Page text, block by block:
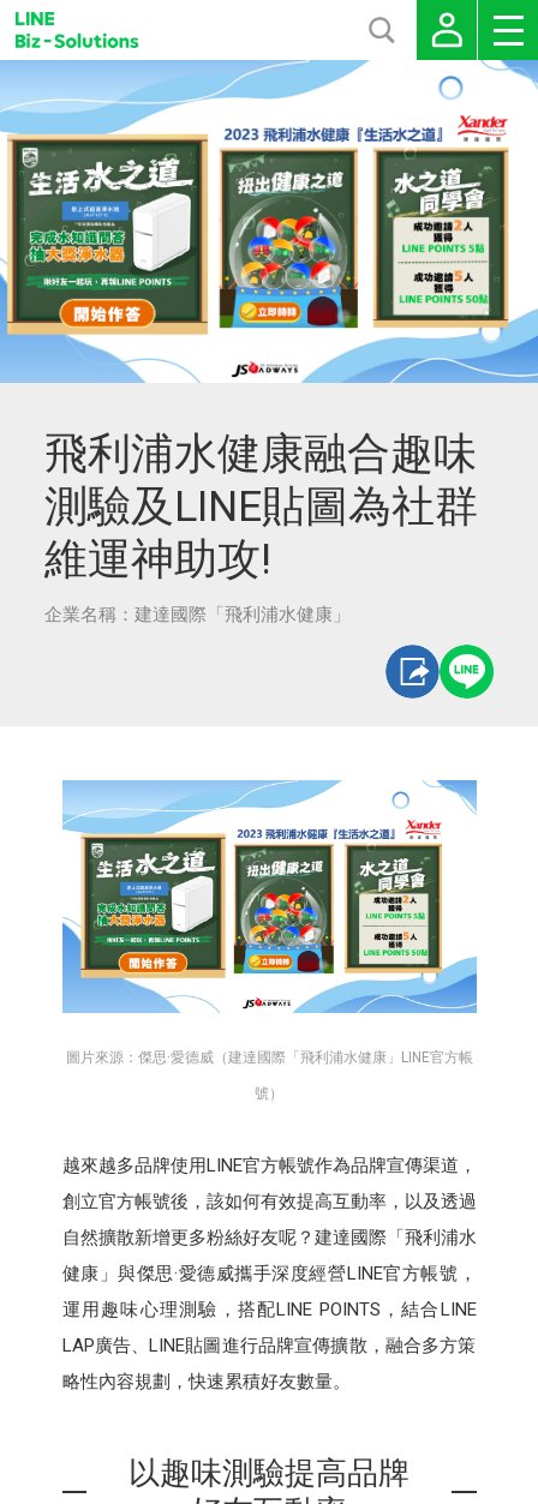
飛利浦水健康融合趣味
測驗及LINE貼圖為社群
維運神助攻!
企業名稱：建達國際「飛利浦水健康」
圖片來源：傑思·愛德威（建達國際「飛利浦水健康」LINE官方帳
號）
越來越多品牌使用LINE官方帳號作為品牌宣傳渠道，
創立官方帳號後，該如何有效提高互動率，以及透過
自然擴散新增更多粉絲好友呢？建達國際「飛利浦水
健康」與傑思·愛德威攜手深度經營LINE官方帳號，
運用趣味心理測驗，搭配LINE POINTS，結合LINE
LAP廣告、LINE貼圖進行品牌宣傳擴散，融合多方策
略性內容規劃，快速累積好友數量。
以趣味測驗提高品牌